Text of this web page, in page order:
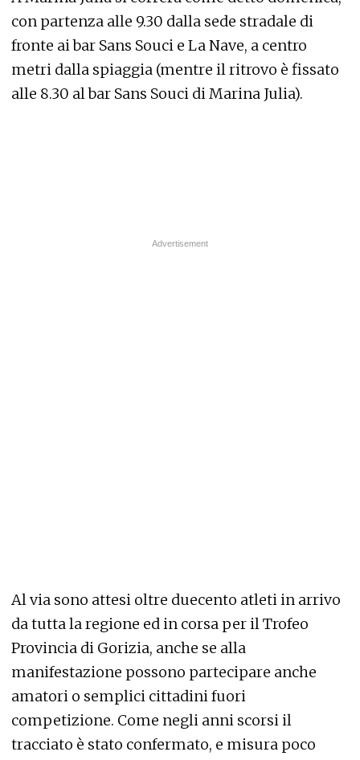
con partenza alle 9.30 dalla sede stradale di
fronte ai bar Sans Souci e La Nave, a centro
metri dalla spiaggia (mentre il ritrovo è fissato
alle 8.30 al bar Sans Souci di Marina Julia).
Al via sono attesi oltre duecento atleti in arrivo
da tutta la regione ed in corsa per il Trofeo
Provincia di Gorizia, anche se alla
manifestazione possono partecipare anche
amatori o semplici cittadini fuori
competizione. Come negli anni scorsi il
tracciato è stato confermato, e misura poco